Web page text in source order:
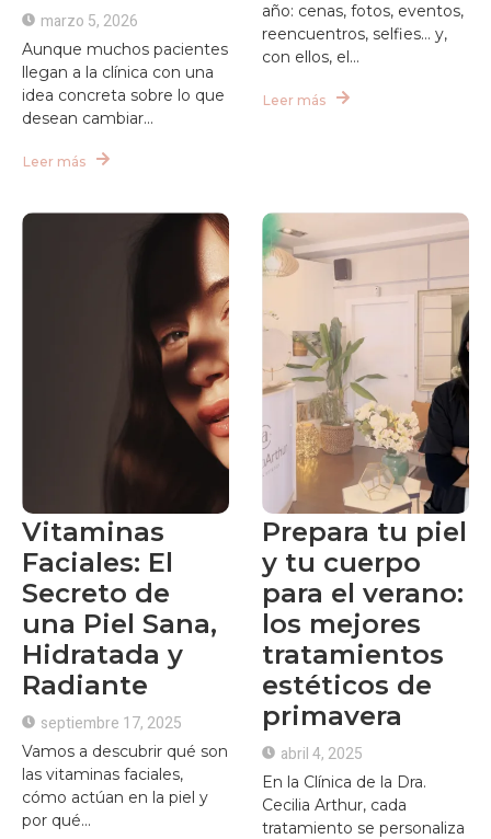
marzo 5, 2026
Aunque muchos pacientes
llegan a la clínica con una
idea concreta sobre lo que
desean cambiar...
Leer más
año: cenas, fotos, eventos,
reencuentros, selfies… y,
con ellos, el...
Leer más
Vitaminas
Faciales: El
Secreto de
una Piel Sana,
Hidratada y
Radiante
septiembre 17, 2025
Vamos a descubrir qué son
las vitaminas faciales,
cómo actúan en la piel y
por qué...
Prepara tu piel
y tu cuerpo
para el verano:
los mejores
tratamientos
estéticos de
primavera
abril 4, 2025
En la Clínica de la Dra.
Cecilia Arthur, cada
tratamiento se personaliza